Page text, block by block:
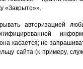
«Закрыто»».
авторизацией
касается; не
сайта (к примеру,